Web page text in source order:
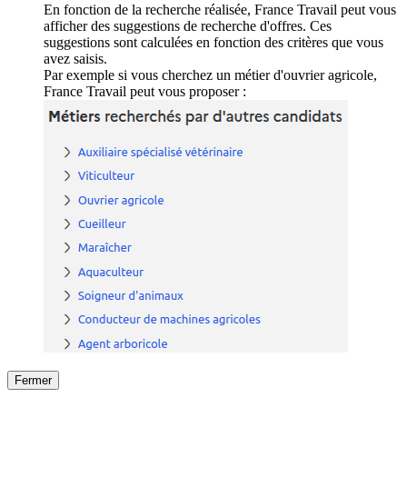
En fonction de la recherche réalisée, France Travail peut vous
afficher des suggestions de recherche d'offres. Ces
suggestions sont calculées en fonction des critères que vous
avez saisis.
Par exemple si vous cherchez un métier d'ouvrier agricole,
France Travail peut vous proposer :
Fermer